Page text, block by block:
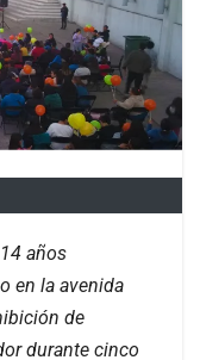
años
en la avenida
de
durante cinco